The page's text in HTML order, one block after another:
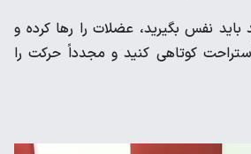
نفس بگیرید، عضلات را رها کرده و
کوتاهی کنید و مجدداً حرکت را